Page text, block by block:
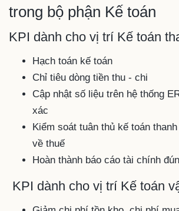
trong bộ phận Kế toán
KPI dành cho vị trí Kế toán
Hạch toán kế toán
Chỉ tiêu dòng tiền thu - chi
Cập nhật số liệu trên hệ thống
xác
Kiểm soát tuân thủ kế toán
về thuế
Hoàn thành báo cáo tài chính
KPI dành cho vị trí Kế toán